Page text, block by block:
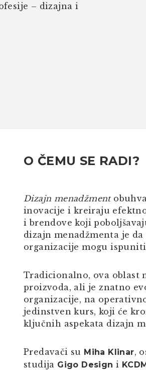
– dizajna i
O ČEMU SE RADI?
Dizajn menadžment
inovacije i kreiraju
i brendove koji
dizajn menadžmenta je
organizacije mogu
Tradicionalno, ova oblast
proizvoda, ali je znatno
organizacije, na
jedinstven kurs, koji će
ključnih aspekata dizajn
Predavači su Miha Klinar,
studija Gigo Design i